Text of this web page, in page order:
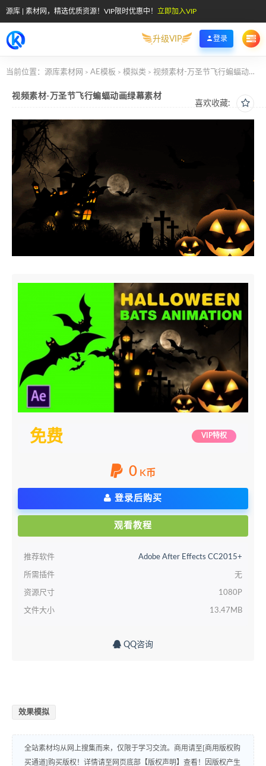
源库 | 素材网，精选优质资源！VIP限时优惠中！ 立即加入VIP
升级VIP 登录
当前位置： 源库素材网 > AE模板 > 模拟类 > 视频素材-万圣节飞行蝙蝠动画绿幕素材
喜欢收藏:
视频素材-万圣节飞行蝙蝠动画绿幕素材
免费 VIP特权
0 K币
登录后购买
观看教程
推荐软件 Adobe After Effects CC2015+
所需插件 无
资源尺寸 1080P
文件大小 13.47MB
QQ咨询
效果模拟
全站素材均从网上搜集而来，仅限于学习交流。商用请至[商用版权购
买通道]购买版权！详情请至网页底部【版权声明】查看！因版权产生